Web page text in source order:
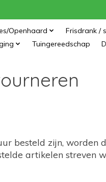
Openhaard
Frisdrank /
Tuingereedschap
besteld zijn, worden
artikelen streven